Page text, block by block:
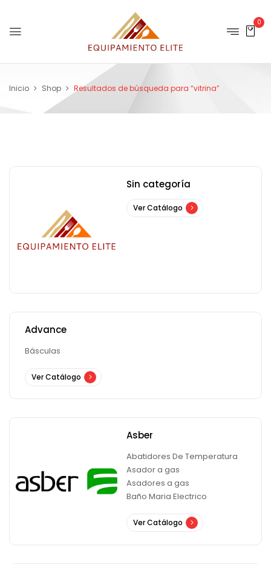
0
Inicio Shop Resultados de búsqueda para “vitrina”
Sin categoría
Ver Catálogo
Advance
Básculas
Ver Catálogo
Asber
Abatidores De Temperatura
Asador a gas
Asadores a gas
Baño Maria Electrico
Ver Catálogo